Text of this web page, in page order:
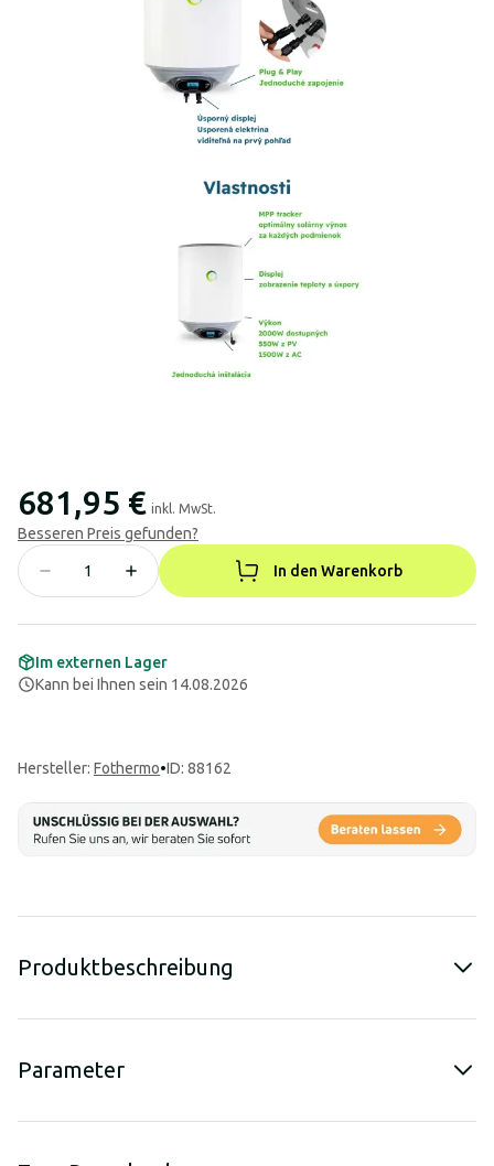
681,95 € inkl. MwSt.
Besseren Preis gefunden?
In den Warenkorb
Im externen Lager
Kann bei Ihnen sein 14.08.2026
Hersteller: Fothermo•ID: 88162
Produktbeschreibung
Parameter